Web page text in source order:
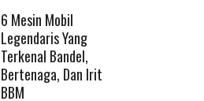
6 Mesin Mobil
Legendaris Yang
Terkenal Bandel,
Bertenaga, Dan Irit
BBM